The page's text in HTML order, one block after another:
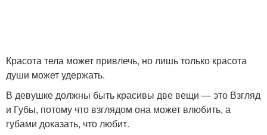
Красота тела может привлечь, но лишь только красота
души может удержать.
В девушке должны быть красивы две вещи — это Взгляд
и Губы, потому что взглядом она может влюбить, а
губами доказать, что любит.